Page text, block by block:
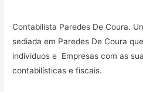
Contabilista Paredes De Coura.
sediada em Paredes De Coura
individuos e Empresas com as
contabilísticas e fiscais.